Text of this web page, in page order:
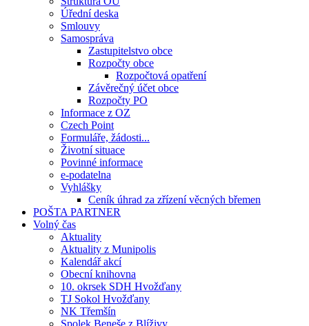
Úřední deska
Smlouvy
Samospráva
Zastupitelstvo obce
Rozpočty obce
Rozpočtová opatření
Závěrečný účet obce
Rozpočty PO
Informace z OZ
Czech Point
Formuláře, žádosti...
Životní situace
Povinné informace
e-podatelna
Vyhlášky
Ceník úhrad za zřízení věcných břemen
POŠTA PARTNER
Volný čas
Aktuality
Aktuality z Munipolis
Kalendář akcí
Obecní knihovna
10. okrsek SDH Hvožďany
TJ Sokol Hvožďany
NK Třemšín
Spolek Beneše z Blíživy